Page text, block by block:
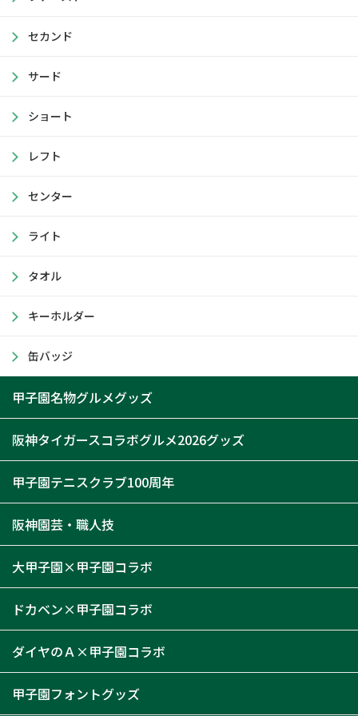
セカンド
サード
ショート
レフト
センター
ライト
タオル
キーホルダー
缶バッジ
甲子園名物グルメグッズ
阪神タイガースコラボグルメ2026グッズ
甲子園テニスクラブ100周年
阪神園芸・職人技
大甲子園×甲子園コラボ
ドカベン×甲子園コラボ
ダイヤのＡ×甲子園コラボ
甲子園フォントグッズ